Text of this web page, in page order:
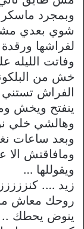
وبمجرد ماسكر
شوي بعدي
لفراشها
وفاتت الليله
خش من
الفراش
ينفتح ويخش
وهالشي خلي
وبعد ساعات
ومافاقتش
ويقوللها …
زيد ….
روحك معاش
ينوض يحطك ..